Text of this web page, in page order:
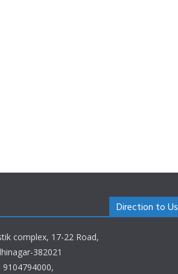
complex, 17-22 Road,
382021
Direction to Us